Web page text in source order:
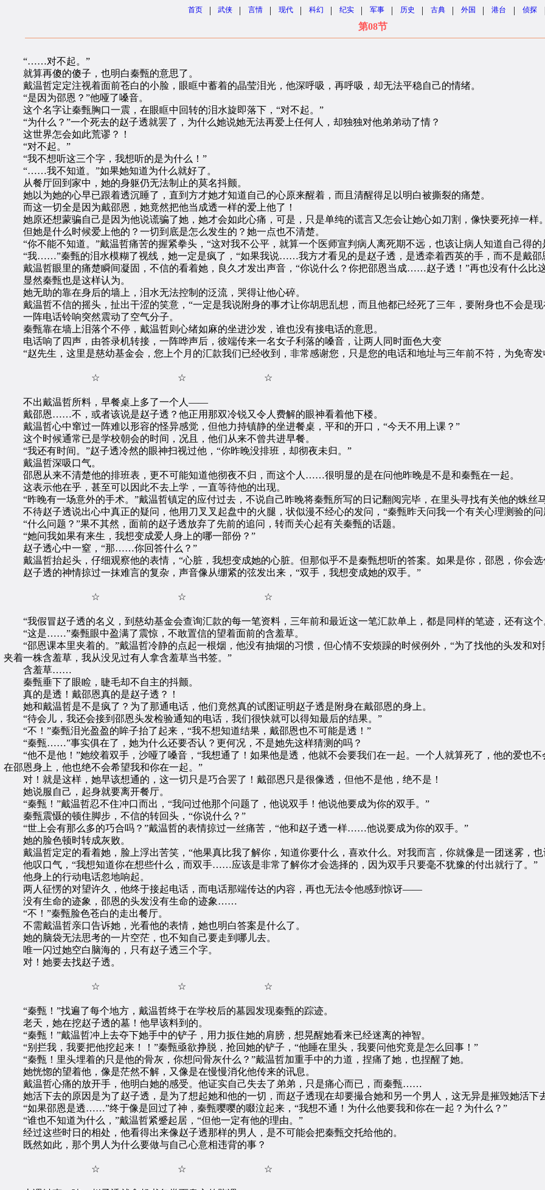
首页 | 武侠 | 言情 | 现代 | 科幻 | 纪实 | 军事 | 历史 | 古典 | 外国 | 港台 | 侦探
第08节
“……对不起。”
就算再傻的傻子，也明白秦甄的意思了。
戴温哲定定注视着面前苍白的小脸，眼眶中蓄着的晶莹泪光，他深呼吸，再呼吸，却无法平稳自己的情绪。
“是因为邵恩？”他哑了嗓音。
这个名字让秦甄胸口一震，在眼眶中回转的泪水旋即落下，“对不起。”
“为什么？”一个死去的赵子透就罢了，为什么她说她无法再爱上任何人，却独独对他弟弟动了情？
这世界怎会如此荒谬？！
“对不起。”
“我不想听这三个字，我想听的是为什么！”
“……我不知道。”如果她知道为什么就好了。
从餐厅回到家中，她的身躯仍无法制止的莫名抖颤。
她以为她的心早已跟着透沉睡了，直到方才她才知道自己的心原来醒着，而且清醒得足以明白被撕裂的痛楚。
而这一切全是因为戴邵恩，她竟然把他当成透一样的爱上他了！
她原还想蒙骗自己是因为他说谎骗了她，她才会如此心痛，可是，只是单纯的谎言又怎会让她心如刀割，像快要死掉一样。
但她是什么时候爱上他的？一切到底是怎么发生的？她一点也不清楚。
“你不能不知道。”戴温哲痛苦的握紧拳头，“这对我不公平，就算一个医师宣判病人离死期不远，也该让病人知道自己得的
“我……”秦甄的泪水模糊了视线，她一定是疯了，“如果我说……我方才看见的是赵子透，是透牵着西英的手，而不是戴邵
戴温哲眼里的痛楚瞬间凝固，不信的看着她，良久才发出声音，“你说什么？你把邵恩当成……赵子透！”再也没有什么比这
显然秦甄也是这样认为。
她无助的靠在身后的墙上，泪水无法控制的泛流，哭得让他心碎。
戴温哲不信的摇头，扯出干涩的笑意，“一定是我说附身的事才让你胡思乱想，而且他都已经死了三年，要附身也不会是
一阵电话铃响突然震动了空气分子。
秦甄靠在墙上泪落个不停，戴温哲则心绪如麻的坐进沙发，谁也没有接电话的意思。
电话响了四声，由答录机转接，一阵哗声后，彼端传来一名女子利落的嗓音，让两人同时面色大变
“赵先生，这里是慈幼基金会，您上个月的汇款我们已经收到，非常感谢您，只是您的电话和地址与三年前不符，为免寄
☆ ☆ ☆
不出戴温哲所料，早餐桌上多了一个人——
戴邵恩……不，或者该说是赵子透？他正用那双冷锐又令人费解的眼神看着他下楼。
戴温哲心中窜过一阵难以形容的怪异感觉，但他力持镇静的坐进餐桌，平和的开口，“今天不用上课？”
这个时候通常已是学校朝会的时间，况且，他们从来不曾共进早餐。
“我还有时间。”赵子透冷然的眼神扫视过他，“你昨晚没排班，却彻夜未归。”
戴温哲深吸口气。
邵恩从来不清楚他的排班表，更不可能知道他彻夜不归，而这个人……很明显的是在问他昨晚是不是和秦甄在一起。
这表示他在乎，甚至可以因此不去上学，一直等待他的出现。
“昨晚有一场意外的手术。”戴温哲镇定的应付过去，不说自己昨晚将秦甄所写的日记翻阅完毕，在里头寻找有关他的蛛丝
不待赵子透说出心中真正的疑问，他用刀叉叉起盘中的火腿，状似漫不经心的发问，“秦甄昨天问我一个有关心理测验的问
“什么问题？”果不其然，面前的赵子透放弃了先前的追问，转而关心起有关秦甄的话题。
“她问我如果有来生，我想变成爱人身上的哪一部份？”
赵子透心中一窒，“那……你回答什么？”
戴温哲抬起头，仔细观察他的表情，“心脏，我想变成她的心脏。但那似乎不是秦甄想听的答案。如果是你，邵恩，你会选
赵子透的神情掠过一抹难言的复杂，声音像从绷紧的弦发出来，“双手，我想变成她的双手。”
☆ ☆ ☆
“我假冒赵子透的名义，到慈幼基金会查询汇款的每一笔资料，三年前和最近这一笔汇款单上，都是同样的笔迹，还有这个
“这是……”秦甄眼中盈满了震惊，不敢置信的望着面前的含羞草。
“邵恩课本里夹着的。”戴温哲冷静的点起一根烟，他没有抽烟的习惯，但心情不安烦躁的时候例外，“为了找他的头发和
夹着一株含羞草，我从没见过有人拿含羞草当书签。”
含羞草……
秦甄垂下了眼睑，睫毛却不自主的抖颤。
真的是透！戴邵恩真的是赵子透？！
她和戴温哲是不是疯了？为了那通电话，他们竟然真的试图证明赵子透是附身在戴邵恩的身上。
“待会儿，我还会接到邵恩头发检验通知的电话，我们很快就可以得知最后的结果。”
“不！”秦甄泪光盈盈的眸子抬了起来，“我不想知道结果，戴邵恩也不可能是透！”
“秦甄……”事实俱在了，她为什么还要否认？更何况，不是她先这样猜测的吗？
“他不是他！”她绞着双手，沙哑了嗓音，“我想通了！如果他是透，他就不会要我们在一起。一个人就算死了，他的爱也
在邵恩身上，他也绝不会希望我和你在一起。”
对！就是这样，她早该想通的，这一切只是巧合罢了！戴邵恩只是很像透，但他不是他，绝不是！
她说服自己，起身就要离开餐厅。
“秦甄！”戴温哲忍不住冲口而出，“我问过他那个问题了，他说双手！他说他要成为你的双手。”
秦甄震慑的顿住脚步，不信的转回头，“你说什么？”
“世上会有那么多的巧合吗？”戴温哲的表情掠过一丝痛苦，“他和赵子透一样……他说要成为你的双手。”
她的脸色顿时转成灰败。
戴温哲定定的看着她，脸上浮出苦笑，“他果真比我了解你，知道你要什么，喜欢什么。对我而言，你就像是一团迷雾，也
他叹口气，“我想知道你在想些什么，而双手……应该是非常了解你才会选择的，因为双手只要毫不犹豫的付出就行了。”
他身上的行动电话忽地响起。
两人征愣的对望许久，他终于接起电话，而电话那端传达的内容，再也无法令他感到惊讶——
没有生命的迹象，邵恩的头发没有生命的迹象……
“不！”秦甄脸色苍白的走出餐厅。
不需戴温哲亲口告诉她，光看他的表情，她也明白答案是什么了。
她的脑袋无法思考的一片空茫，也不知自己要走到哪儿去。
唯一闪过她空白脑海的，只有赵子透三个字。
对！她要去找赵子透。
☆ ☆ ☆
“秦甄！”找遍了每个地方，戴温哲终于在学校后的墓园发现秦甄的踪迹。
老天，她在挖赵子透的墓！他早该料到的。
“秦甄！”戴温哲冲上去夺下她手中的铲子，用力扳住她的肩膀，想晃醒她看来已经迷离的神智。
“别拦我，我要把他挖起来！！”秦甄亟欲挣脱，抢回她的铲子，“他睡在里头，我要问他究竟是怎么回事！”
“秦甄！里头埋着的只是他的骨灰，你想问骨灰什么？”戴温哲加重手中的力道，捏痛了她，也捏醒了她。
她恍惚的望着他，像是茫然不解，又像是在慢慢消化他传来的讯息。
戴温哲心痛的放开手，他明白她的感受。他证实自己失去了弟弟，只是痛心而已，而秦甄……
她活下去的原因是为了赵子透，是为了想起她和他的一切，而赵子透现在却要撮合她和另一个男人，这无异是摧毁她活下
“如果邵恩是透……”终于像是回过了神，秦甄嘤嘤的啜泣起来，“我想不通！为什么他要我和你在一起？为什么？”
“谁也不知道为什么，”戴温哲紧蹙起居，“但他一定有他的理由。”
经过这些时日的相处，他看得出来像赵子透那样的男人，是不可能会把秦甄交托给他的。
既然如此，那个男人为什么要做与自己心意相违背的事？
☆ ☆ ☆